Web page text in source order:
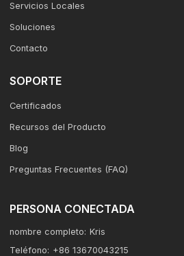
Servicios Locales
Soluciones
Contacto
SOPORTE
Certificados
Recursos del Producto
Blog
Preguntas Frecuentes (FAQ)
PERSONA CONECTADA
nombre completo: Kris
Teléfono: +86 13670043215